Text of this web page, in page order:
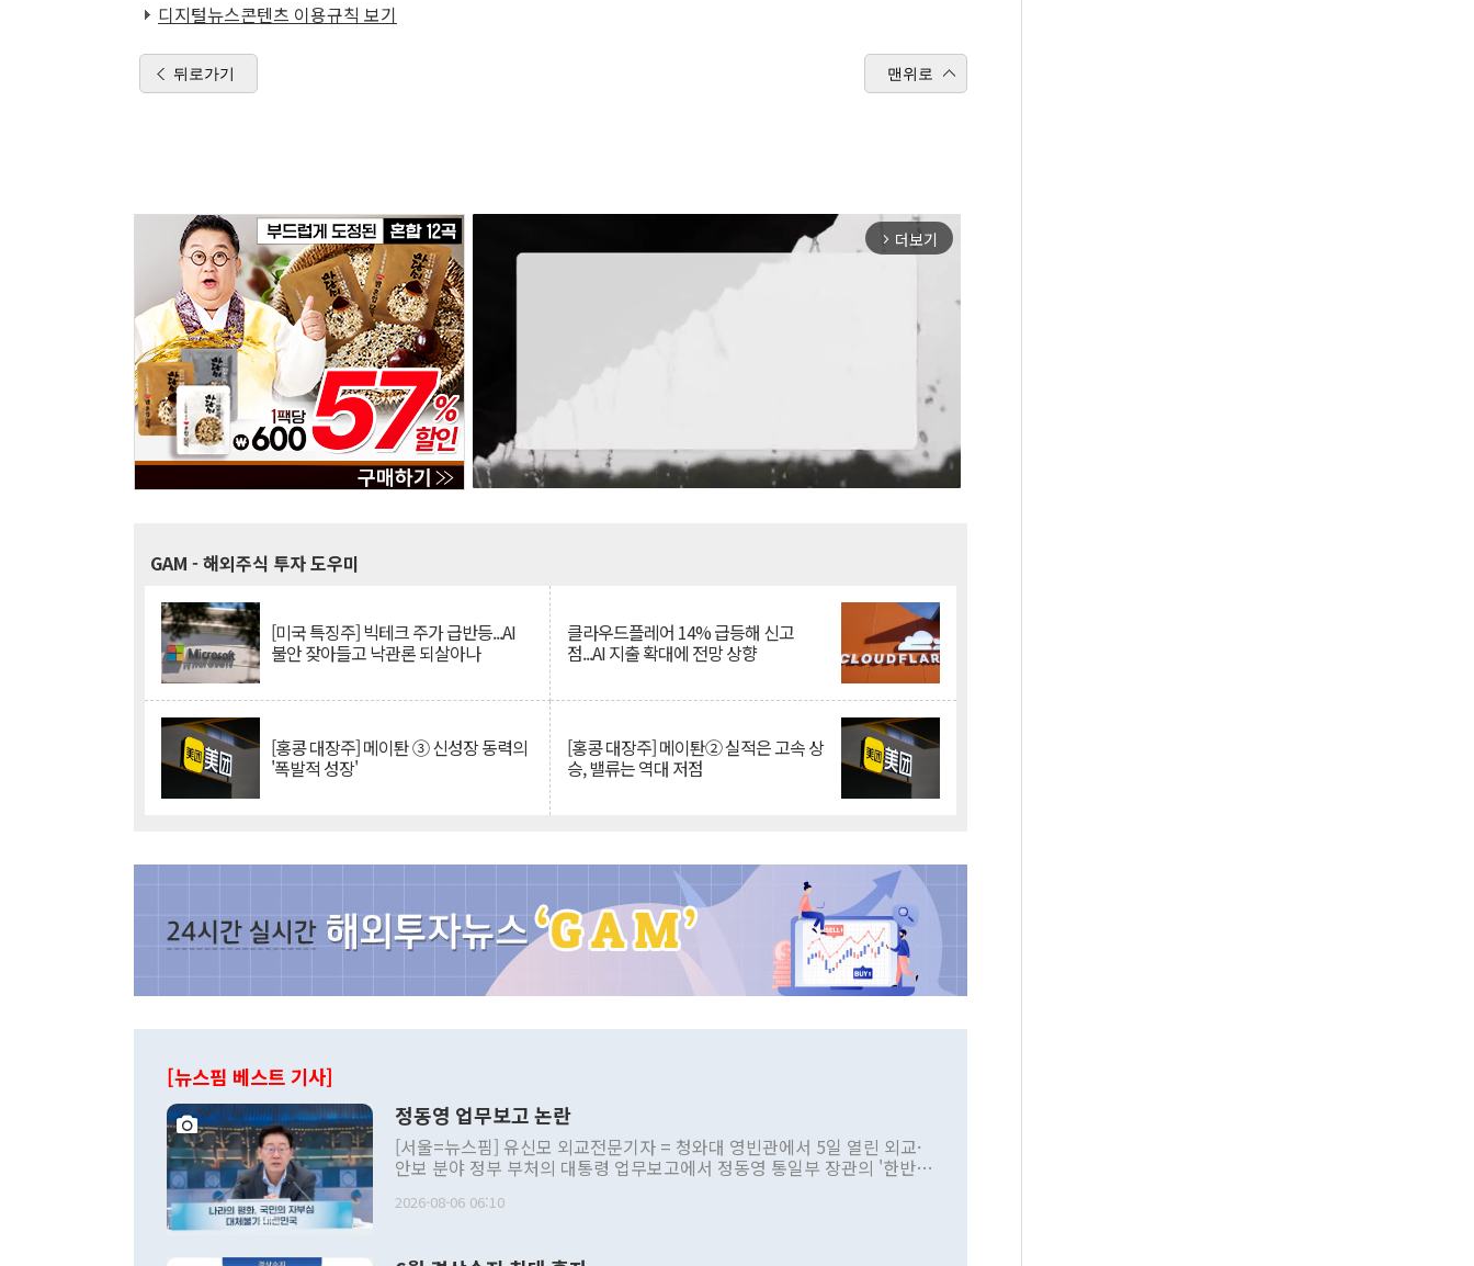
디지털뉴스콘텐츠 이용규칙 보기
뒤로가기 맨위로
arrow_forward_ios 더보기
GAM - 해외주식 투자 도우미
[미국 특징주] 빅테크 주가 급반등...AI
불안 잦아들고 낙관론 되살아나
클라우드플레어 14% 급등해 신고
점...AI 지출 확대에 전망 상향
[홍콩 대장주] 메이퇀 ③ 신성장 동력의
'폭발적 성장'
[홍콩 대장주] 메이퇀② 실적은 고속 상
승, 밸류는 역대 저점
[뉴스핌 베스트 기사]
정동영 업무보고 논란
[서울=뉴스핌] 유신모 외교전문기자 = 청와대 영빈관에서 5일 열린 외교·
안보 분야 정부 부처의 대통령 업무보고에서 정동영 통일부 장관의 '한반도
발언 중에는 정부 내 조율을 거치지 않은 사안을 정책으로 추진하겠다고 공
2026-08-06 06:10